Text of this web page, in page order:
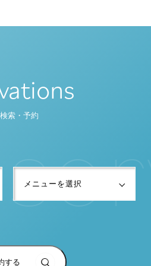
索・予約
する
erv